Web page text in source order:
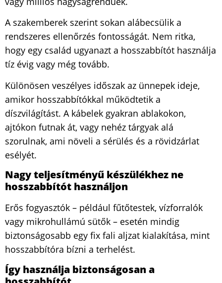
A szakemberek szerint sokan alábecsülik a
rendszeres ellenőrzés fontosságát. Nem ritka,
hogy egy család ugyanazt a hosszabbítót használja
tíz évig vagy még tovább.
Különösen veszélyes időszak az ünnepek ideje,
amikor hosszabbítókkal működtetik a
díszvilágítást. A kábelek gyakran ablakokon,
ajtókon futnak át, vagy nehéz tárgyak alá
szorulnak, ami növeli a sérülés és a rövidzárlat
esélyét.
Nagy teljesítményű készülékhez ne
hosszabbítót használjon
Erős fogyasztók – például fűtőtestek, vízforralók
vagy mikrohullámú sütők – esetén mindig
biztonságosabb egy fix fali aljzat kialakítása, mint
hosszabbítóra bízni a terhelést.
Így használja biztonságosan a